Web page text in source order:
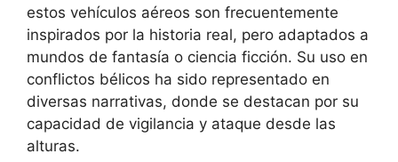
estos vehículos aéreos son frecuentemente
inspirados por la historia real, pero adaptados a
mundos de fantasía o ciencia ficción. Su uso en
conflictos bélicos ha sido representado en
diversas narrativas, donde se destacan por su
capacidad de vigilancia y ataque desde las
alturas.